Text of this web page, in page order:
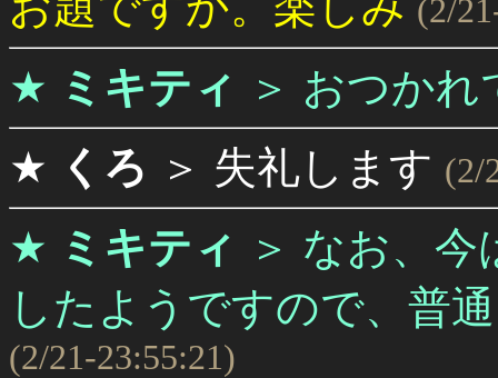
(2/
★ ミキティ ＞ おつかれ
★ くろ ＞ 失礼します (2/
★ ミキティ ＞ なお、今
したようですので、普
(2/21-23:55:21)